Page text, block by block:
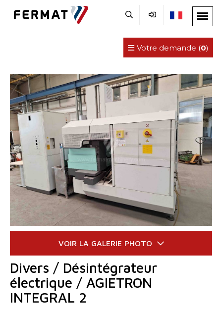
Votre demande (0)
Divers / Désintégrateur
électrique / AGIETRON
INTEGRAL 2